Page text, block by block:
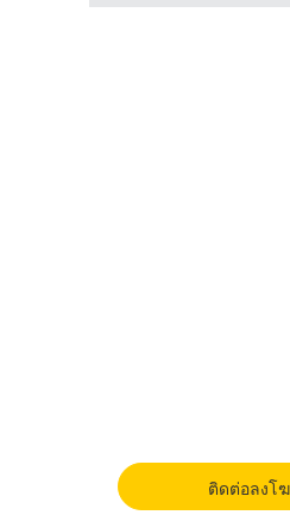
ติดต่อลงโ